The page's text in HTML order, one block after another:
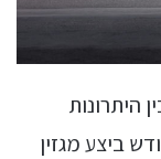
היתרונות
ביצע מגזין